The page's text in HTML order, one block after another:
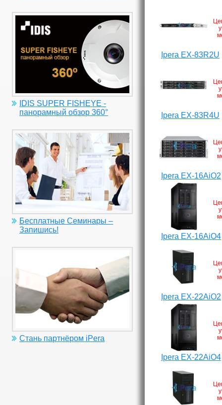
IDIS SUPER FISHEYE -
панорамный обзор 360°
Бесплатные Семинары –
Запишись!
Стань партнёром iPera
Ipera EX-83R2U
Ipera EX-83R4U
Ipera EX-16AiO2
Ipera EX-16AiO4
Ipera EX-22AiO2
Ipera EX-22AiO4